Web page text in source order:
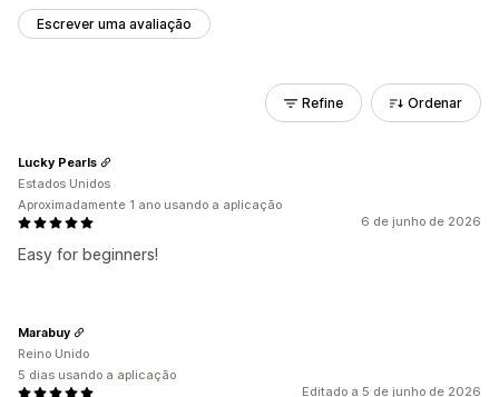
Escrever uma avaliação
Refine Ordenar
6 de junho de 2026
Easy for beginners!
Lucky Pearls
Estados Unidos
Aproximadamente 1 ano usando a aplicação
Editado a 5 de junho de 2026
Marabuy
Reino Unido
5 dias usando a aplicação